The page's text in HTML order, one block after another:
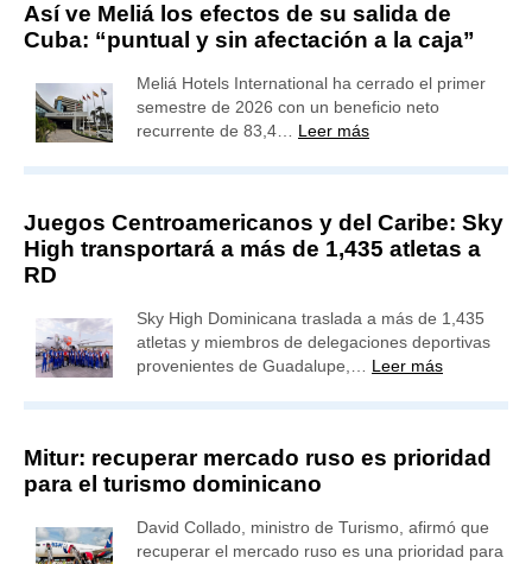
Así ve Meliá los efectos de su salida de
Cuba: “puntual y sin afectación a la caja”
Meliá Hotels International ha cerrado el primer
semestre de 2026 con un beneficio neto
recurrente de 83,4… Leer más
Juegos Centroamericanos y del Caribe: Sky
High transportará a más de 1,435 atletas a
RD
Sky High Dominicana traslada a más de 1,435
atletas y miembros de delegaciones deportivas
provenientes de Guadalupe,… Leer más
Mitur: recuperar mercado ruso es prioridad
para el turismo dominicano
David Collado, ministro de Turismo, afirmó que
recuperar el mercado ruso es una prioridad para